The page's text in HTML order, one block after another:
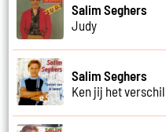
Salim Seghers
Judy
Salim Seghers
Ken jij het verschil